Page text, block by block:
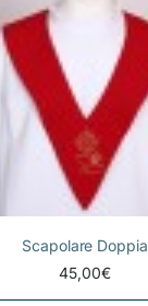
Scapolare Doppia
45,00€